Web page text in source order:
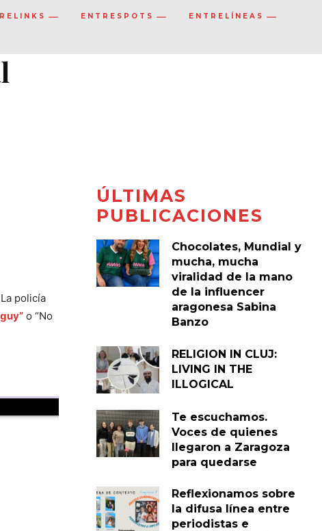
ENTRESPOTS ENTRELÍNEAS
policía
o “No
ÚLTIMAS
PUBLICACIONES
Chocolates, Mundial y
mucha, mucha
viralidad de la mano
de la influencer
aragonesa Sabina
Banzo
RELIGION IN CLUJ:
LIVING IN THE
ILLOGICAL
Te escuchamos.
Voces de quienes
llegaron a Zaragoza
para quedarse
Reflexionamos sobre
la difusa línea entre
periodistas e